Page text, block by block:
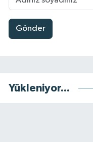
Gönder
Yükleniyor...